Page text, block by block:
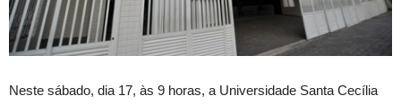
Neste sábado, dia 17, às 9 horas, a Universidade Santa Cecília